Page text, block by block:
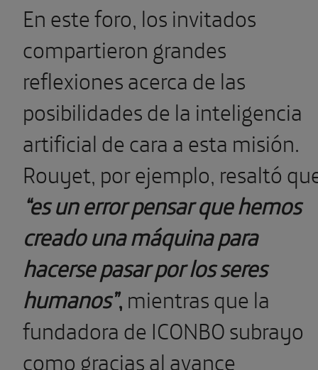
En este foro, los invitados
compartieron grandes
reflexiones acerca de las
posibilidades de la inteligencia
artificial de cara a esta misión.
Rouyet, por ejemplo, resaltó
“es un error pensar que hemos
creado una máquina para
hacerse pasar por los seres
humanos”,mientras que la
fundadora de ICONBO subrayo
como gracias al avance